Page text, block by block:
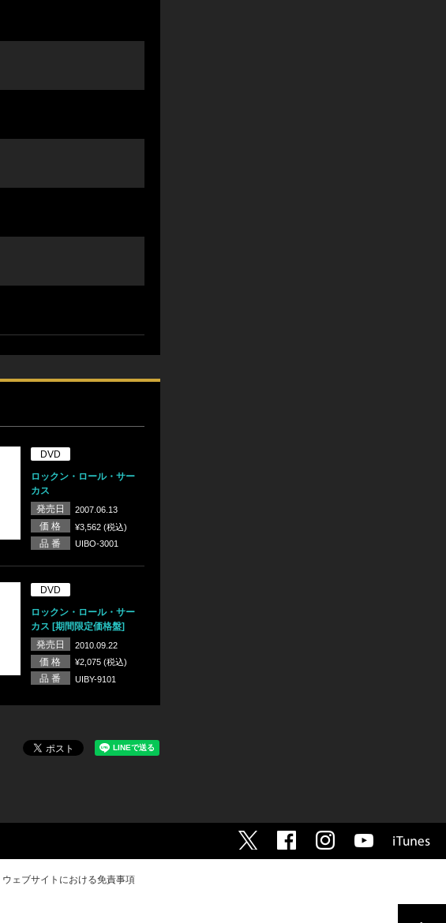
DVD
ロックン・ロール・サー
カス
発売日
2007.06.13
価 格 ¥3,562 (税込)
品 番 UIBO-3001
DVD
ロックン・ロール・サー
カス [期間限定価格盤]
発売日
2010.09.22
価 格 ¥2,075 (税込)
品 番 UIBY-9101
ウェブサイトにおける免責事項